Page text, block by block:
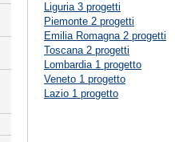
Liguria 3 progetti
Piemonte 2 progetti
Emilia Romagna 2 progetti
Toscana 2 progetti
Lombardia 1 progetto
Veneto 1 progetto
Lazio 1 progetto